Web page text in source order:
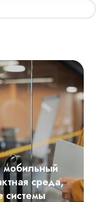
среда,
системы